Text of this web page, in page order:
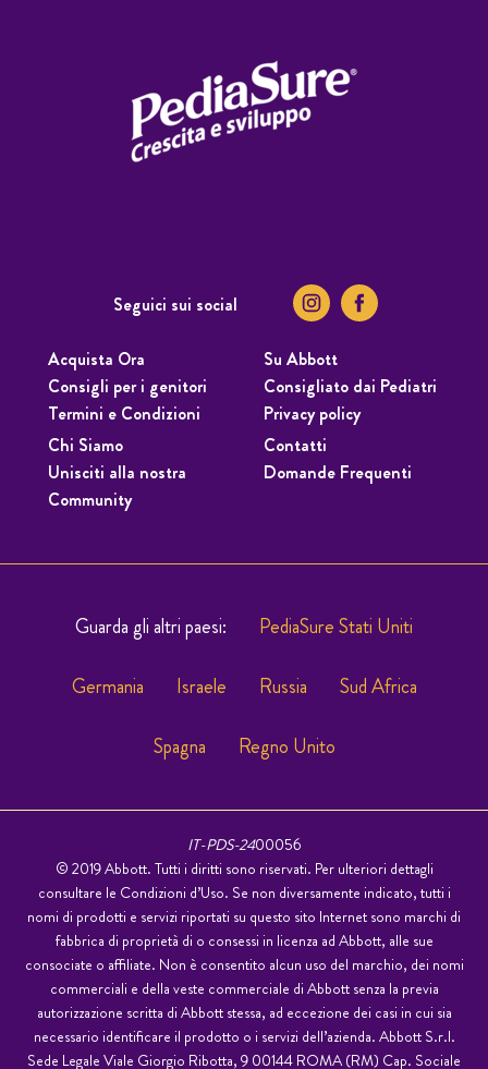
Acquista Ora
Su Abbott
Consigli per i genitori
Consigliato dai Pediatri
Termini e Condizioni
Privacy policy
Chi Siamo
Contatti
Unisciti alla nostra
Community
Domande Frequenti
Seguici sui social
Guarda gli altri paesi: PediaSure Stati Uniti
Germania Israele Russia Sud Africa
Spagna Regno Unito
IT-PDS-2400056
© 2019 Abbott. Tutti i diritti sono riservati. Per ulteriori dettagli
consultare le Condizioni d’Uso. Se non diversamente indicato, tutti i
nomi di prodotti e servizi riportati su questo sito Internet sono marchi di
fabbrica di proprietà di o consessi in licenza ad Abbott, alle sue
consociate o affiliate. Non è consentito alcun uso del marchio, dei nomi
commerciali e della veste commerciale di Abbott senza la previa
autorizzazione scritta di Abbott stessa, ad eccezione dei casi in cui sia
necessario identificare il prodotto o i servizi dell’azienda. Abbott S.r.l.
Sede Legale Viale Giorgio Ribotta, 9 00144 ROMA (RM) Cap. Sociale